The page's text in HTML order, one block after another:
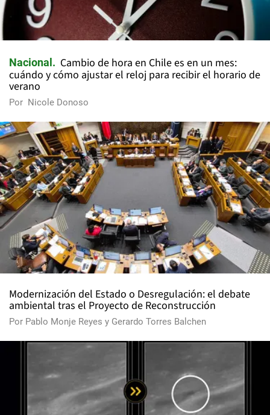
Nacional
Cambio de hora en Chile es en un mes:
cuándo y cómo ajustar el reloj para recibir el horario de
verano
Por Nicole Donoso
Modernización del Estado o Desregulación: el debate
ambiental tras el Proyecto de Reconstrucción
Por Pablo Monje Reyes y Gerardo Torres Balchen